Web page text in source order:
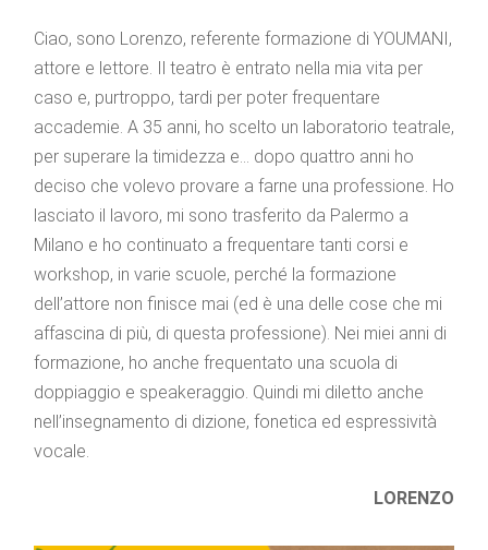
Ciao, sono Lorenzo, referente formazione di YOUMANI,
attore e lettore. Il teatro è entrato nella mia vita per
caso e, purtroppo, tardi per poter frequentare
accademie. A 35 anni, ho scelto un laboratorio teatrale,
per superare la timidezza e… dopo quattro anni ho
deciso che volevo provare a farne una professione. Ho
lasciato il lavoro, mi sono trasferito da Palermo a
Milano e ho continuato a frequentare tanti corsi e
workshop, in varie scuole, perché la formazione
dell’attore non finisce mai (ed è una delle cose che mi
affascina di più, di questa professione). Nei miei anni di
formazione, ho anche frequentato una scuola di
doppiaggio e speakeraggio. Quindi mi diletto anche
nell’insegnamento di dizione, fonetica ed espressività
vocale.
LORENZO